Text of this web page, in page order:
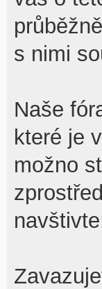
s nimi
Naše
které je
možno